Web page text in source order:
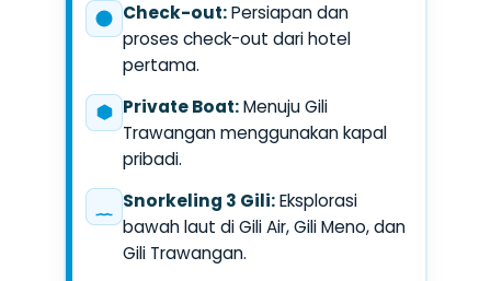
Check-out:Persiapan dan
proses check-out dari hotel
pertama.
Private Boat:Menuju Gili
Trawangan menggunakan kapal
pribadi.
Snorkeling 3 Gili:Eksplorasi
bawah laut di Gili Air, Gili Meno, dan
Gili Trawangan.